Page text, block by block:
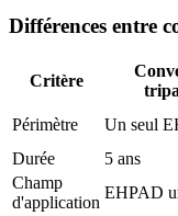
Différences entre
Critère
Périmètre Un seul
Durée
5 ans
Champ
d'application
EHPAD